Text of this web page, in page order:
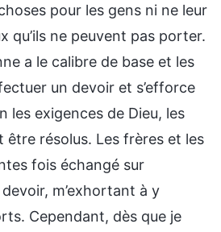
pour les gens ni ne leur
qu’ils ne peuvent pas porter.
a le calibre de base et les
un devoir et s’efforce
les exigences de Dieu, les
être résolus. Les frères et les
fois échangé sur
m’exhortant à y
Cependant, dès que je